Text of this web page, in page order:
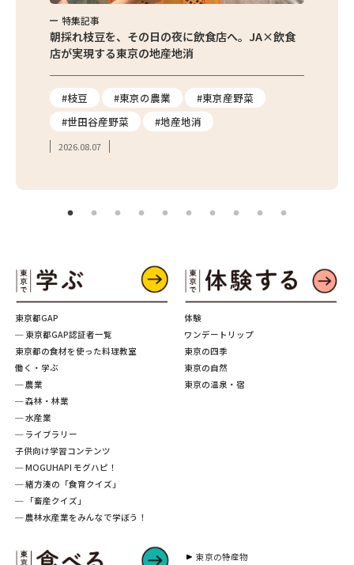
特集記事
朝採れ枝豆を、その日の夜に飲食店へ。JA×飲食
店が実現する東京の地産地消
#枝豆 #東京の農業
#東京産野菜
#世田谷産野菜
#地産地消
2026.08.07
東京都GAP
─ 東京都GAP認証者一覧
東京都の食材を使った料理教室
働く・学ぶ
─ 農業
─ 森林・林業
─ 水産業
─ ライブラリー
子供向け学習コンテンツ
─ MOGUHAPI モグハピ！
─ 緒方湊の「食育クイズ」
─ 「畜産クイズ」
─ 農林水産業をみんなで学ぼう！
体験
ワンデートリップ
東京の四季
東京の自然
東京の温泉・宿
東京の特産物